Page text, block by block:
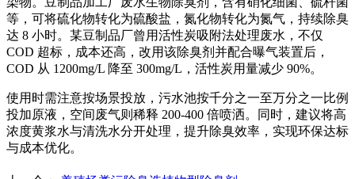
等，可将硫化物转化为硫酸盐，氮化物转化为氮气，持续除臭
达 8 小时。某豆制品厂曾用活性炭吸附法处理废水，不仅
COD 超标，成本还高，改用该除臭剂 并配合曝气装置后，
COD 从 1200mg/L 降至 300mg/L，活性炭用量减少 90%。​
使用时需注意按场景投放，污水池按千分之一至万分之一比例
投加原液，空间废气则稀释 200-400 倍喷洒。同时，建议将高
浓度黄浆水与清洗水分开处理，提升除臭效率，实现环保达标
与成本优化。​